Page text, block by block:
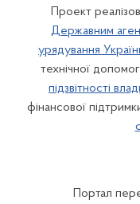
Проект
Державним
урядування
технічної
підзвітності
фінансової
Портал